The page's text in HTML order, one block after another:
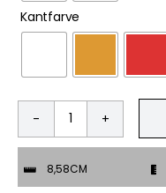
Kantfarve
Visevært
-
Mærke
8,58CM